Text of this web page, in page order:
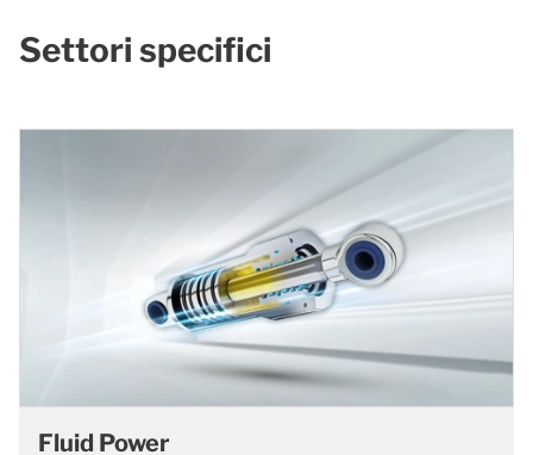
Settori specifici
Fluid Power